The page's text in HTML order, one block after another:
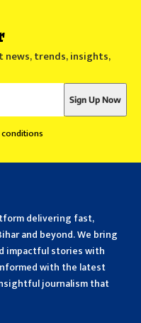
trends, insights,
delivering fast,
and beyond. We bring
impactful stories with
with the latest
journalism that